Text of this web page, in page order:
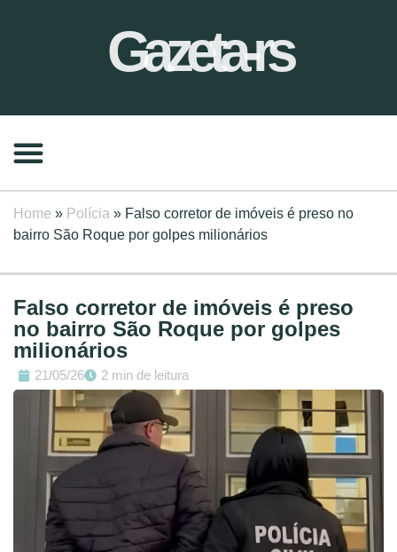
Gazeta-rs
Home » Polícia » Falso corretor de imóveis é preso no
bairro São Roque por golpes milionários
Falso corretor de imóveis é preso
no bairro São Roque por golpes
milionários
21/05/26 2 min de leitura